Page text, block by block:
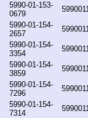
5990-01-153-
0679
5990-01-154-
2657
5990-01-154-
3354
5990-01-154-
3859
5990-01-154-
7296
5990-01-154-
7314